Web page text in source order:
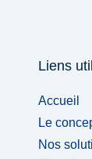
Liens
Accueil
Le
Nos